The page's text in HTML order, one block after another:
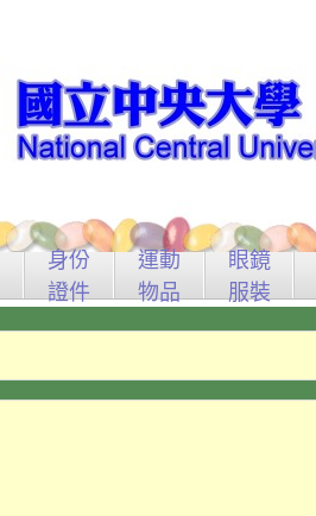
身份
證件
運動
物品
眼鏡
服裝